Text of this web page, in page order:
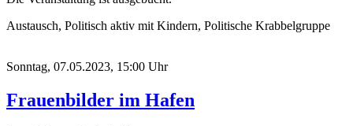
Austausch, Politisch aktiv mit Kindern, Politische Krabbelgruppe
Sonntag, 07.05.2023, 15:00 Uhr
Frauenbilder im Hafen